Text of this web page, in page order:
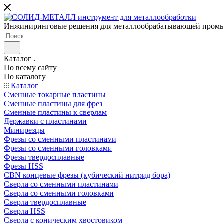
Инжиниринговые решения для металлообрабатывающей
Каталог
По всему сайту
По каталогу
Каталог
Сменные токарные пластины
Сменные пластины для фрез
Сменные пластины к сверлам
Державки с пластинами
Минирезцы
Фрезы со сменными пластинами
Фрезы со сменными головками
Фрезы твердосплавные
Фрезы HSS
CBN концевые фрезы (кубический нитрид бора)
Сверла со сменными пластинами
Сверла со сменными головками
Сверла твердосплавные
Сверла HSS
Сверла с коническим хвостовиком